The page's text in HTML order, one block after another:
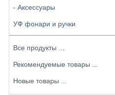
- Аксессуары
УФ фонари и ручки
Все продукты ...
Рекомендуемые товары ...
Новые товары ...